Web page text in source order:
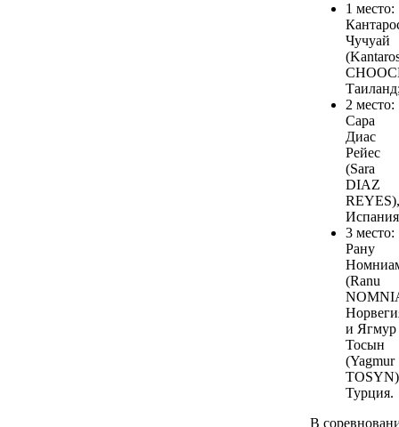
1 место:
Чучуай
2 место:
Сара
Диас
Рейес
(Sara
DIAZ
REYES),
3 место:
Рану
(Ranu
и Ягмур
Тосын
(Yagmur
Турция.
В